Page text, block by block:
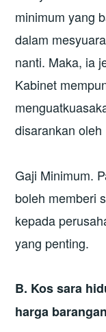
minimum yang
dalam
nanti. Maka, ia
Kabinet
disarankan
Gaji Minimum.
boleh memberi
kepada
yang penting.
B. Kos sara
harga